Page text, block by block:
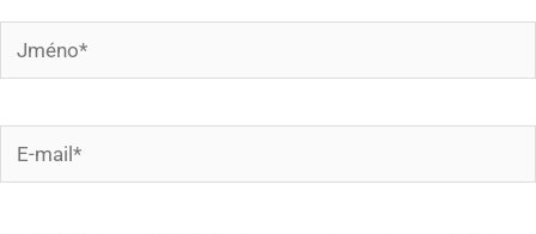
Jméno*
mail*